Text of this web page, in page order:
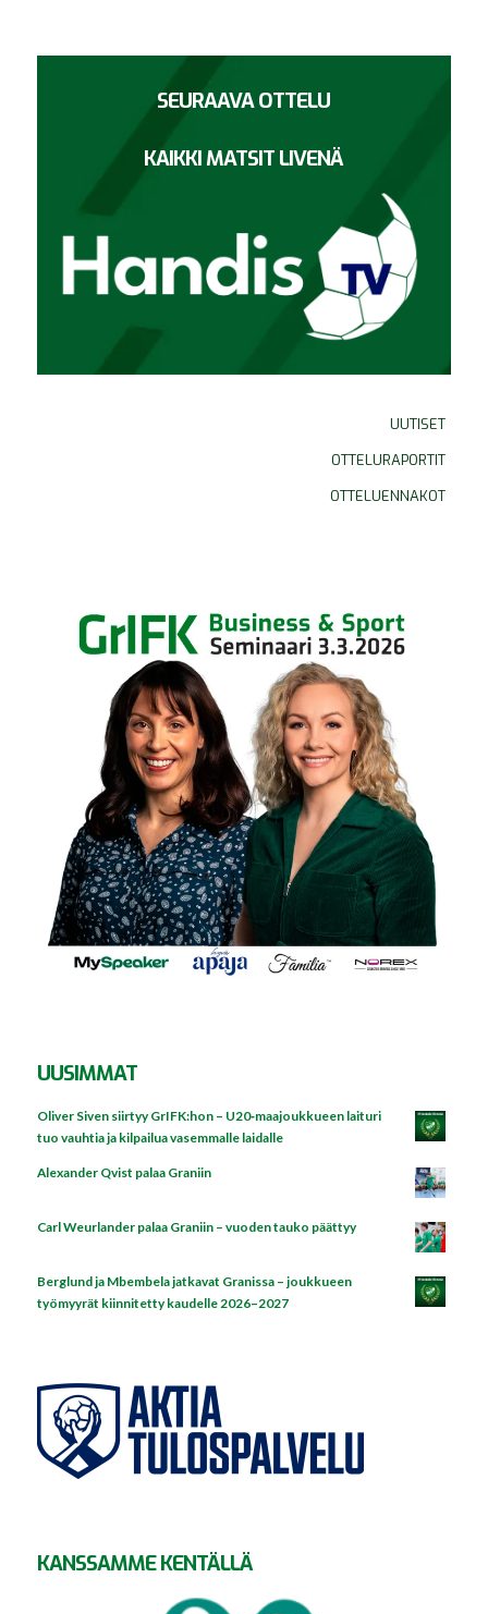
SEURAAVA OTTELU
KAIKKI MATSIT LIVENÄ
UUTISET
OTTELURAPORTIT
OTTELUENNAKOT
UUSIMMAT
Oliver Siven siirtyy GrIFK:hon – U20‑maajoukkueen laituri
tuo vauhtia ja kilpailua vasemmalle laidalle
Alexander Qvist palaa Graniin
Carl Weurlander palaa Graniin – vuoden tauko päättyy
Berglund ja Mbembela jatkavat Granissa – joukkueen
työmyyrät kiinnitetty kaudelle 2026–2027
KANSSAMME KENTÄLLÄ